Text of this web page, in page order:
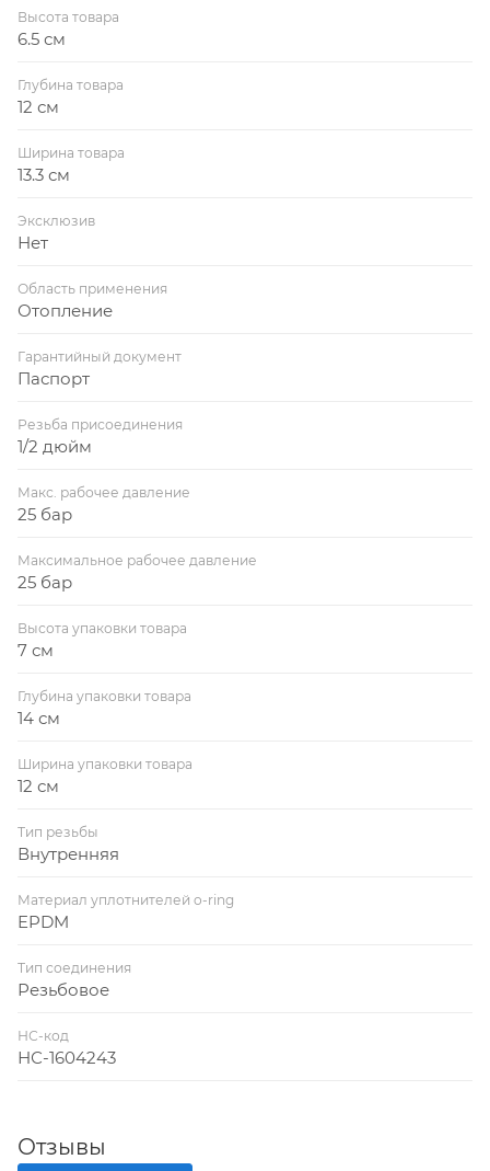
Высота товара
6.5 см
Глубина товара
12 см
Ширина товара
13.3 см
Эксклюзив
Нет
Область применения
Отопление
Гарантийный документ
Паспорт
Резьба присоединения
1/2 дюйм
Макс. рабочее давление
25 бар
Максимальное рабочее давление
25 бар
Высота упаковки товара
7 см
Глубина упаковки товара
14 см
Ширина упаковки товара
12 см
Тип резьбы
Внутренняя
Материал уплотнителей o-ring
EPDM
Тип соединения
Резьбовое
НС-код
НС-1604243
Отзывы